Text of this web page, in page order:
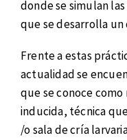
donde se simulan
que se desarrolla un
Frente a estas
actualidad se
que se conoce
inducida, técnica
/o sala de cría